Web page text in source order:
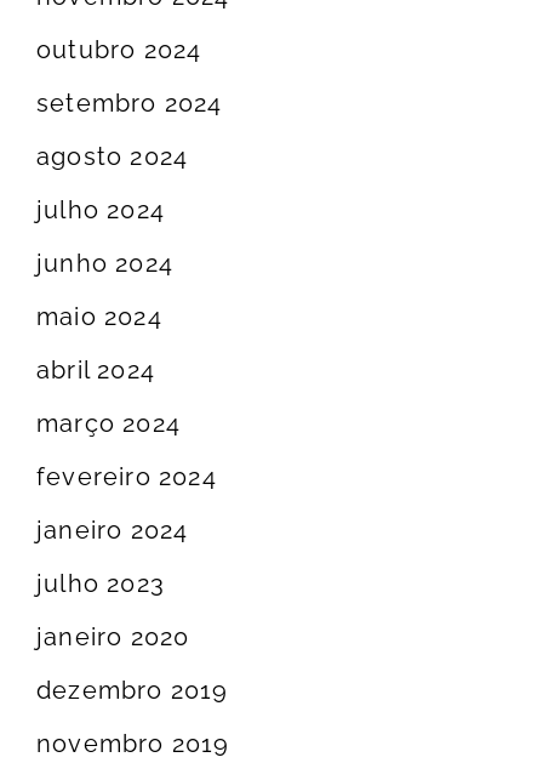
outubro 2024
setembro 2024
agosto 2024
julho 2024
junho 2024
maio 2024
abril 2024
março 2024
fevereiro 2024
janeiro 2024
julho 2023
janeiro 2020
dezembro 2019
novembro 2019